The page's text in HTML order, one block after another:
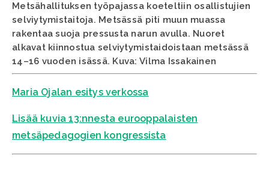
Metsähallituksen työpajassa koeteltiin osallistujien
selviytymistaitoja. Metsässä piti muun muassa
rakentaa suoja pressusta narun avulla. Nuoret
alkavat kiinnostua selviytymistaidoistaan metsässä
14–16 vuoden isässä. Kuva: Vilma Issakainen
Maria Ojalan esitys verkossa
Lisää kuvia 13:nnesta eurooppalaisten
metsäpedagogien kongressista